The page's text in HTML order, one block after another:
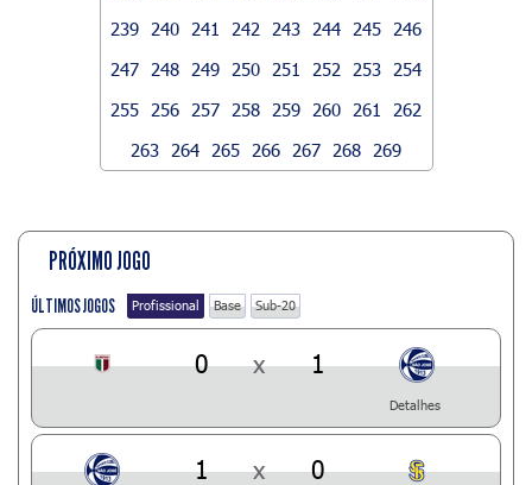
239
240 241 242 243 244 245
246
247
248 249 250 251 252 253
254
255
256 257 258 259 260 261
262
263
264 265 266 267 268 269
PRÓXIMO JOGO
ÚLTIMOS JOGOS Profissional Base Sub-20
0 x 1
Detalhes
1 x 0